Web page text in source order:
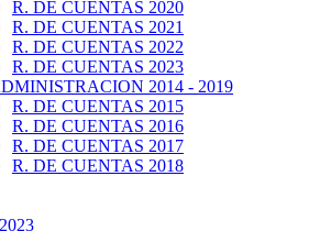
R. DE CUENTAS 2020
R. DE CUENTAS 2021
R. DE CUENTAS 2022
R. DE CUENTAS 2023
2014 - 2019
R. DE CUENTAS 2015
R. DE CUENTAS 2016
R. DE CUENTAS 2017
R. DE CUENTAS 2018